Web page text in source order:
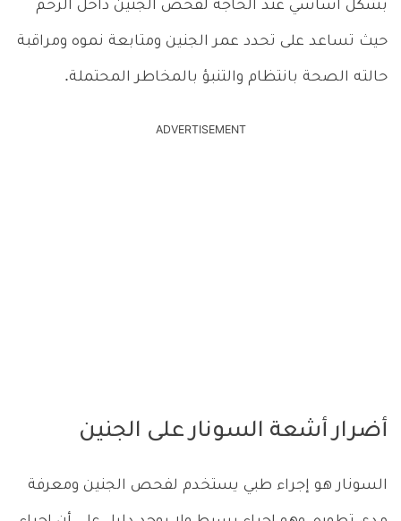
بشكل أساسي عند الحاجة لفحص الجنين داخل الرحم
حيث تساعد على تحدد عمر الجنين ومتابعة نموه ومراقبة
حالته الصحة بانتظام والتنبؤ بالمخاطر المحتملة.
ADVERTISEMENT
أضرار أشعة السونار على الجنين
السونار هو إجراء طبي يستخدم لفحص الجنين ومعرفة